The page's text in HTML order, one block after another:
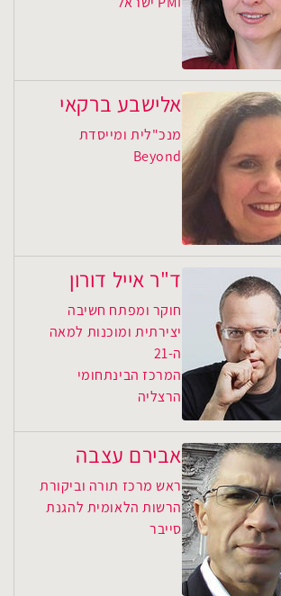
אלישבע ברקאי
מנכ"לית ומייסדת
Beyond
ד"ר אייל דורון
חוקר ומפתח חשיבה
יצירתית ומוכנות למאה
ה-21
המרכז הבינתחומי
הרצליה
אבירם עצבה
ראש מרכז תורה וביקורת
הרשות הלאומית להגנת
סייבר